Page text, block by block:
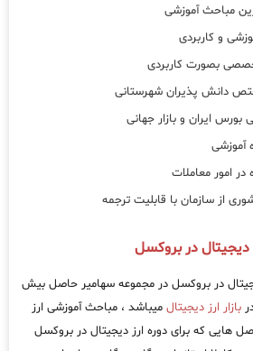
مباحث آموزشی
و کاربردی
بصورت کاربردی
دانش پذیران شهرستانی
ایران و بازار جهانی
از سازمان با قابلیت ترجمه
در بروکسل
در بروکسل در مجموعه سهامیر حاصل بیش
بازار ارز دیجیتال میباشد ، مباحث آموزشی ارز
هایی که برای دوره ارز دیجیتال در بروکسل